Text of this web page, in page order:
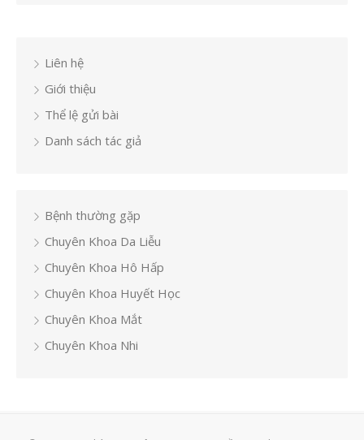
Liên hệ
Giới thiệu
Thể lệ gửi bài
Danh sách tác giả
Bệnh thường gặp
Chuyên Khoa Da Liễu
Chuyên Khoa Hô Hấp
Chuyên Khoa Huyết Học
Chuyên Khoa Mắt
Chuyên Khoa Nhi